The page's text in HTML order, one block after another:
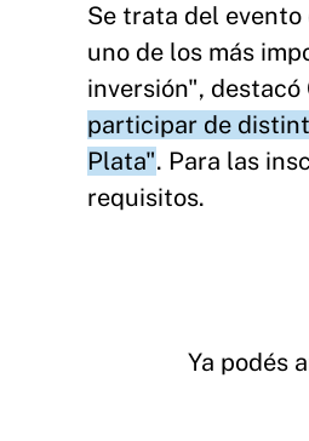
Se trata del
uno de los más
inversión", destacó
participar de
Plata". Para las
requisitos.
Ya podés